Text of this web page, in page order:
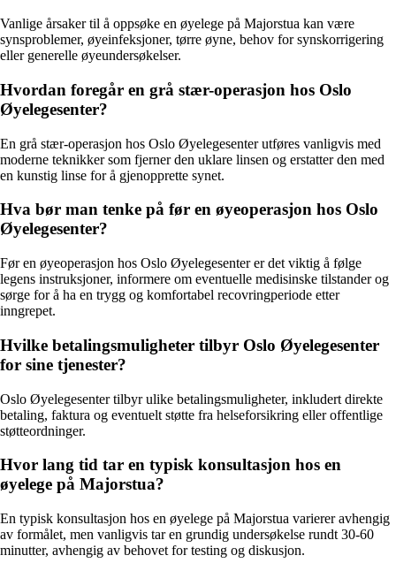
Vanlige årsaker til å oppsøke en øyelege på Majorstua kan være
synsproblemer, øyeinfeksjoner, tørre øyne, behov for synskorrigering
eller generelle øyeundersøkelser.
Hvordan foregår en grå stær-operasjon hos Oslo
Øyelegesenter?
En grå stær-operasjon hos Oslo Øyelegesenter utføres vanligvis med
moderne teknikker som fjerner den uklare linsen og erstatter den med
en kunstig linse for å gjenopprette synet.
Hva bør man tenke på før en øyeoperasjon hos Oslo
Øyelegesenter?
Før en øyeoperasjon hos Oslo Øyelegesenter er det viktig å følge
legens instruksjoner, informere om eventuelle medisinske tilstander og
sørge for å ha en trygg og komfortabel recovringperiode etter
inngrepet.
Hvilke betalingsmuligheter tilbyr Oslo Øyelegesenter
for sine tjenester?
Oslo Øyelegesenter tilbyr ulike betalingsmuligheter, inkludert direkte
betaling, faktura og eventuelt støtte fra helseforsikring eller offentlige
støtteordninger.
Hvor lang tid tar en typisk konsultasjon hos en
øyelege på Majorstua?
En typisk konsultasjon hos en øyelege på Majorstua varierer avhengig
av formålet, men vanligvis tar en grundig undersøkelse rundt 30-60
minutter, avhengig av behovet for testing og diskusjon.